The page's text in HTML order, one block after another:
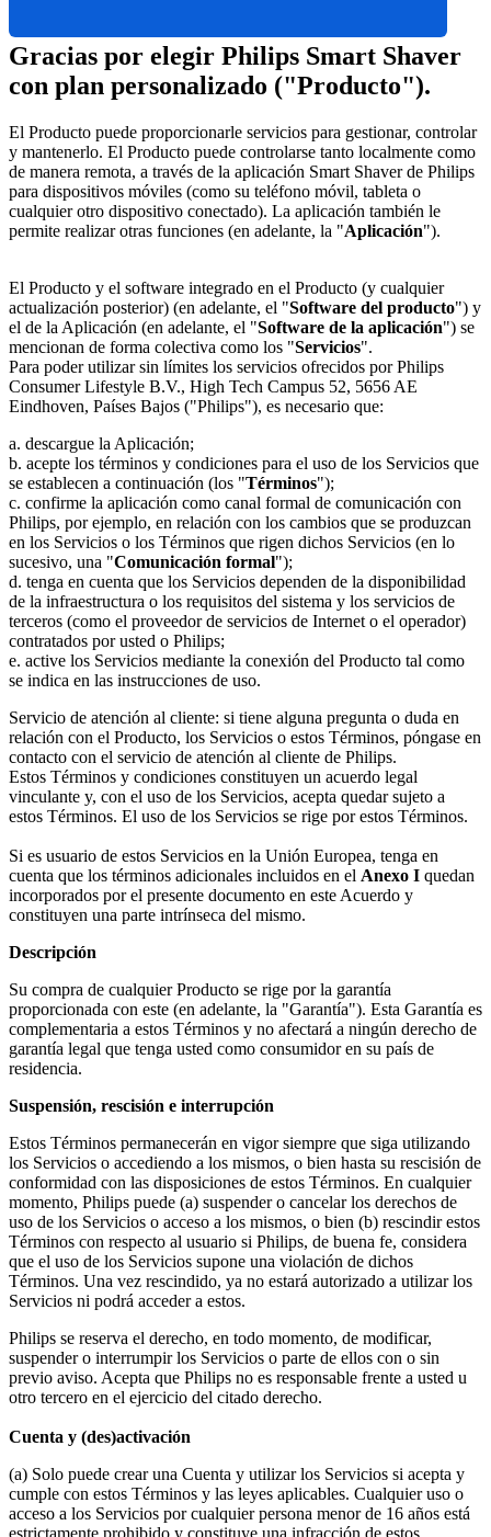
Gracias por elegir Philips Smart Shaver
con plan personalizado ("Producto").
El Producto puede proporcionarle servicios para gestionar, controlar
y mantenerlo. El Producto puede controlarse tanto localmente como
de manera remota, a través de la aplicación Smart Shaver de Philips
para dispositivos móviles (como su teléfono móvil, tableta o
cualquier otro dispositivo conectado). La aplicación también le
permite realizar otras funciones (en adelante, la "Aplicación").
El Producto y el software integrado en el Producto (y cualquier
actualización posterior) (en adelante, el "Software del producto") y
el de la Aplicación (en adelante, el "Software de la aplicación") se
mencionan de forma colectiva como los "Servicios".
Para poder utilizar sin límites los servicios ofrecidos por Philips
Consumer Lifestyle B.V., High Tech Campus 52, 5656 AE
Eindhoven, Países Bajos ("Philips"), es necesario que:
a. descargue la Aplicación;
b. acepte los términos y condiciones para el uso de los Servicios que
se establecen a continuación (los "Términos");
c. confirme la aplicación como canal formal de comunicación con
Philips, por ejemplo, en relación con los cambios que se produzcan
en los Servicios o los Términos que rigen dichos Servicios (en lo
sucesivo, una "Comunicación formal");
d. tenga en cuenta que los Servicios dependen de la disponibilidad
de la infraestructura o los requisitos del sistema y los servicios de
terceros (como el proveedor de servicios de Internet o el operador)
contratados por usted o Philips;
e. active los Servicios mediante la conexión del Producto tal como
se indica en las instrucciones de uso.
Servicio de atención al cliente: si tiene alguna pregunta o duda en
relación con el Producto, los Servicios o estos Términos, póngase en
contacto con el servicio de atención al cliente de Philips.
Estos Términos y condiciones constituyen un acuerdo legal
vinculante y, con el uso de los Servicios, acepta quedar sujeto a
estos Términos. El uso de los Servicios se rige por estos Términos.
Si es usuario de estos Servicios en la Unión Europea, tenga en
cuenta que los términos adicionales incluidos en el Anexo I quedan
incorporados por el presente documento en este Acuerdo y
constituyen una parte intrínseca del mismo.
Descripción
Su compra de cualquier Producto se rige por la garantía
proporcionada con este (en adelante, la "Garantía"). Esta Garantía es
complementaria a estos Términos y no afectará a ningún derecho de
garantía legal que tenga usted como consumidor en su país de
residencia.
Suspensión, rescisión e interrupción
Estos Términos permanecerán en vigor siempre que siga utilizando
los Servicios o accediendo a los mismos, o bien hasta su rescisión de
conformidad con las disposiciones de estos Términos. En cualquier
momento, Philips puede (a) suspender o cancelar los derechos de
uso de los Servicios o acceso a los mismos, o bien (b) rescindir estos
Términos con respecto al usuario si Philips, de buena fe, considera
que el uso de los Servicios supone una violación de dichos
Términos. Una vez rescindido, ya no estará autorizado a utilizar los
Servicios ni podrá acceder a estos.
Philips se reserva el derecho, en todo momento, de modificar,
suspender o interrumpir los Servicios o parte de ellos con o sin
previo aviso. Acepta que Philips no es responsable frente a usted u
otro tercero en el ejercicio del citado derecho.
Cuenta y (des)activación
(a) Solo puede crear una Cuenta y utilizar los Servicios si acepta y
cumple con estos Términos y las leyes aplicables. Cualquier uso o
acceso a los Servicios por cualquier persona menor de 16 años está
estrictamente prohibido y constituye una infracción de estos